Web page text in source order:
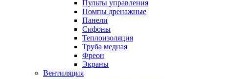
Пульты управления
Помпы дренажные
Панели
Сифоны
Теплоизоляция
Труба медная
Фреон
Экраны
Вентиляция